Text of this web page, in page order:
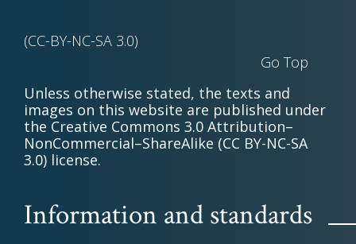
(CC-BY-NC-SA 3.0)
Go Top
Unless otherwise stated, the texts and
images on this website are published under
the Creative Commons 3.0 Attribution–
NonCommercial–ShareAlike (CC BY-NC-SA
3.0) license.
Information and standards